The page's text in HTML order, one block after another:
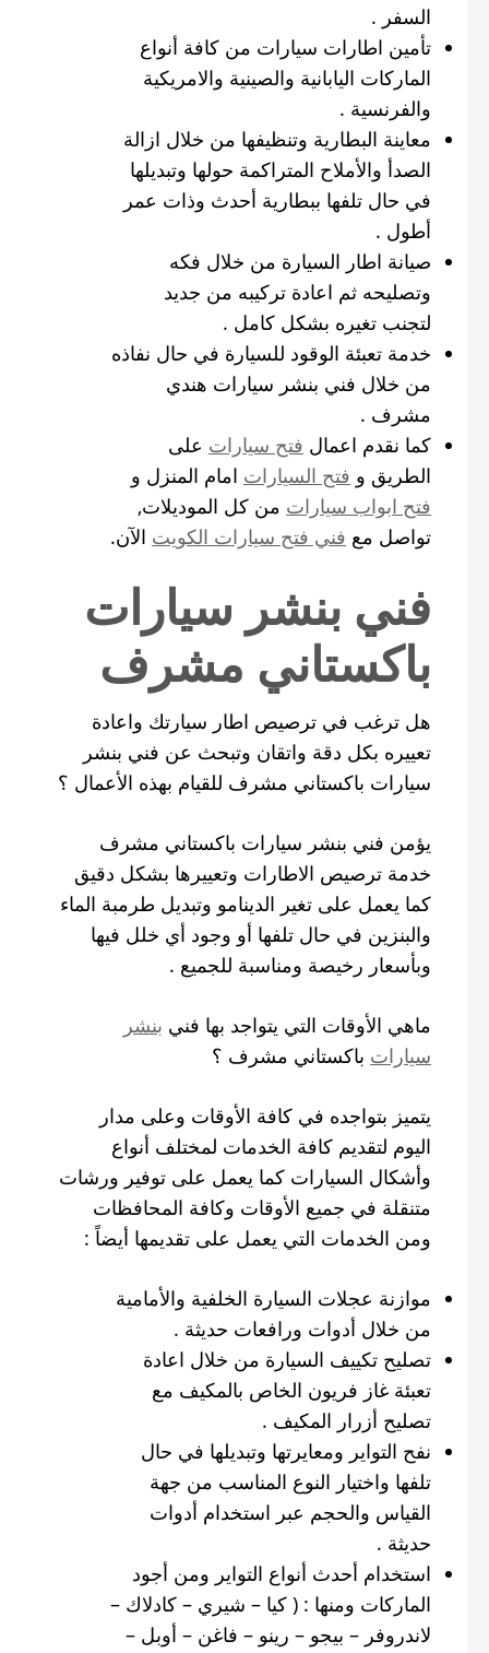
السفر .
تأمين اطارات سيارات من كافة أنواع
الماركات اليابانية والصينية والامريكية
والفرنسية .
معاينة البطارية وتنظيفها من خلال ازالة
الصدأ والأملاح المتراكمة حولها وتبديلها
في حال تلفها ببطارية أحدث وذات عمر
أطول .
صيانة اطار السيارة من خلال فكه
وتصليحه ثم اعادة تركيبه من جديد
لتجنب تغيره بشكل كامل .
خدمة تعبئة الوقود للسيارة في حال نفاذه
من خلال فني بنشر سيارات هندي
مشرف .
كما نقدم اعمال فتح سيارات على
الطريق و فتح السيارات امام المنزل و
فتح ابواب سيارات من كل الموديلات,
تواصل مع فني فتح سيارات الكويت الآن.
فني بنشر سيارات
باكستاني مشرف
هل ترغب في ترصيص اطار سيارتك واعادة
تعييره بكل دقة واتقان وتبحث عن فني بنشر
سيارات باكستاني مشرف للقيام بهذه الأعمال ؟
يؤمن فني بنشر سيارات باكستاني مشرف
خدمة ترصيص الاطارات وتعييرها بشكل دقيق
كما يعمل على تغير الدينامو وتبديل طرمبة الماء
والبنزين في حال تلفها أو وجود أي خلل فيها
وبأسعار رخيصة ومناسبة للجميع .
ماهي الأوقات التي يتواجد بها فني بنشر
سيارات باكستاني مشرف ؟
يتميز بتواجده في كافة الأوقات وعلى مدار
اليوم لتقديم كافة الخدمات لمختلف أنواع
وأشكال السيارات كما يعمل على توفير ورشات
متنقلة في جميع الأوقات وكافة المحافظات
ومن الخدمات التي يعمل على تقديمها أيضاً :
موازنة عجلات السيارة الخلفية والأمامية
من خلال أدوات ورافعات حديثة .
تصليح تكييف السيارة من خلال اعادة
تعبئة غاز فريون الخاص بالمكيف مع
تصليح أزرار المكيف .
نفح التواير ومعايرتها وتبديلها في حال
تلفها واختيار النوع المناسب من جهة
القياس والحجم عبر استخدام أدوات
حديثة .
استخدام أحدث أنواع التواير ومن أجود
الماركات ومنها : ( كيا – شيري – كادلاك –
لاندروفر – بيجو – رينو – فاغن – أوبل –